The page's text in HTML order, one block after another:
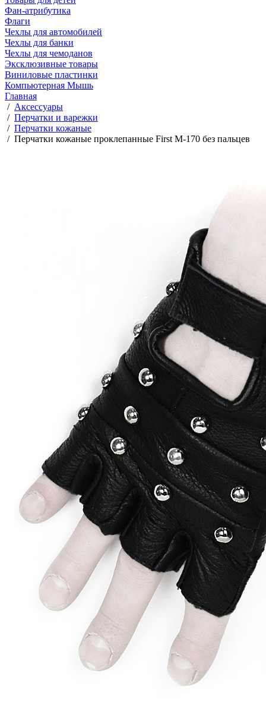
Фан-атрибутика
Флаги
Чехлы для автомобилей
Чехлы для банки
Чехлы для чемоданов
Эксклюзивные товары
Виниловые пластинки
Компьютерная Мышь
Главная
/ Аксессуары
/ Перчатки и варежки
/ Перчатки кожаные
/ Перчатки кожаные проклепанные First M-170 без пальцев